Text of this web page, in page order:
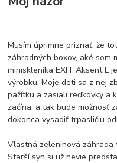
Musím úprimne priznať, že
záhradných boxov, aké som
miniskleníka EXIT Aksent L
výrobku. Moje deti sa z nej
pažítku a zasiali reďkovky a
začína, a tak bude možnosť
dokonca vysadiť trpasličiu
Vlastná zeleninová
Starší syn si už nevie